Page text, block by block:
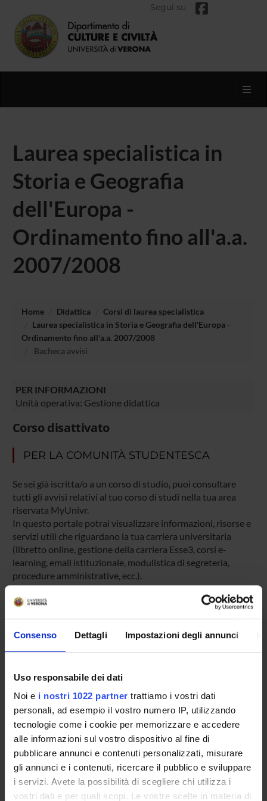
Consenso Dettagli Impostazioni degli annunci
Uso responsabile dei dati
Noi e i nostri 1022 partner trattiamo i vostri dati
personali, ad esempio il vostro numero IP, utilizzando
tecnologie come i cookie per memorizzare e accedere
alle informazioni sul vostro dispositivo al fine di
pubblicare annunci e contenuti personalizzati, misurare
gli annunci e i contenuti, ricercare il pubblico e sviluppare
i servizi. Avete la possibilità di scegliere chi utilizza i
vostri dati e per quali scopi. Le vostre scelte in materia di
Segui su
Laurea specialistica in
Storia e Geografia
dell'Europa -
Ordinamento fino all'a.a.
2007/2008
Home Didattica
Corsi di laurea specialistica
Laurea specialistica in Storia e Geografia dell'Europa -
Ordinamento fino all'a.a. 2007/2008
Bacheca avvisi
PER INFORMAZIONI
Unità operativa: Gestione didattica
Corso disattivato
PER LA COMUNITÀ STUDENTESCA
Se sei già iscritta/o a un corso di studio, puoi consultare
tutti gli avvisi relativi al tuo corso di studi nella tua area
riservata MyUnivr.
In questo portale potrai visualizzare informazioni, risorse e
servizi utili che riguardano la tua carriera universitaria
(libretto online, gestione della carriera Esse3, corsi e-
learning, email istituzionale, modulistica di segreteria,
procedure amministrative, ecc.).
Entra in MyUnivr con le tue credenziali GIA: solo così
potrai ricevere notifica di tutti gli avvisi dei tuoi docenti e
Presentazione
Come iscriversi
Insegnamenti
Orario lezioni
Piani didattici
Calendario esami